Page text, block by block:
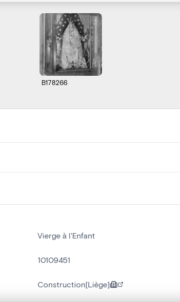
B178266
Vierge à l'Enfant
10109451
Construction[Liège]